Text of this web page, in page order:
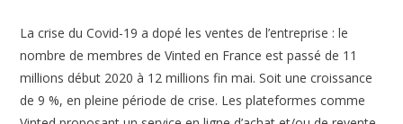
La crise du Covid-19 a dopé les ventes de l’entreprise : le
nombre de membres de Vinted en France est passé de 11
millions début 2020 à 12 millions fin mai. Soit une croissance
de 9 %, en pleine période de crise. Les plateformes comme